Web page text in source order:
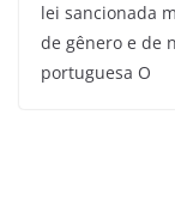
lei sancionada
de gênero e de
portuguesa O